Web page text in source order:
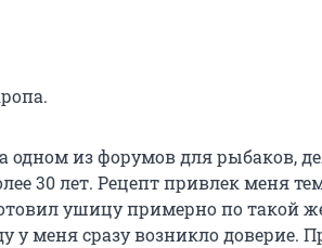
одном из форумов для рыбаков,
30 лет. Рецепт привлек меня
ушицу примерно по такой
у меня сразу возникло доверие.